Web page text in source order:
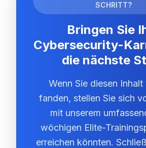
SCHRITT?
Bringen Sie
Cybersecurity-
die nächste
Wenn Sie diesen
fanden, stellen Sie sich
mit unserem
wöchigen Elite-
erreichen könnten.